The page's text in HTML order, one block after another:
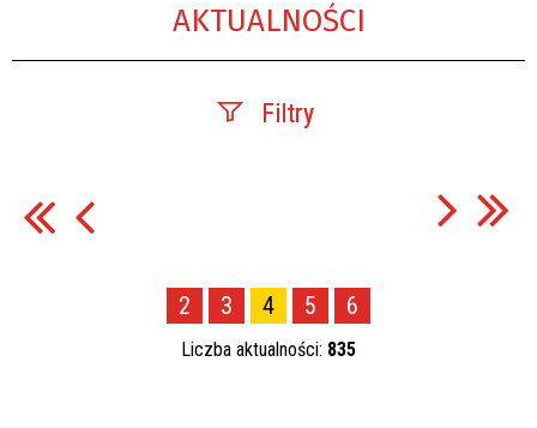
AKTUALNOŚCI
Filtry
—
2 3 4 5 6
Liczba aktualności: 835